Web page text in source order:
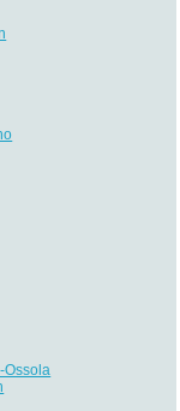
Ossola